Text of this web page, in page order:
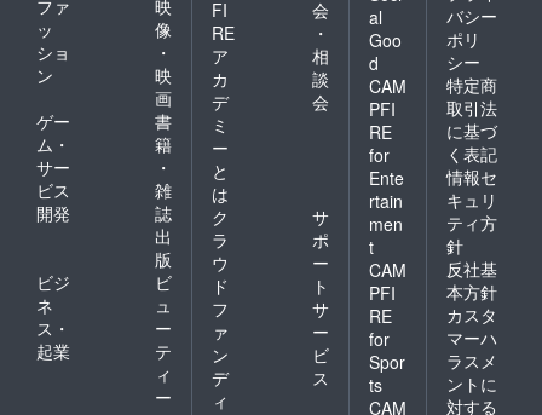
ファ
ッ
ショ
ン
映
像
・
映
画
ゲー
ム・
サー
ビス
開発
書
籍
・
雑
誌
出
版
ビジ
ネ
ス・
起業
ビ
ュ
ー
テ
ィ
ー
FI
RE
ア
カ
デ
ミ
ー
と
は
会
・
相
談
会
ク
ラ
ウ
ド
フ
ァ
ン
デ
ィ
サ
ポ
ー
ト
サ
ー
ビ
ス
al
Goo
d
CAM
PFI
RE
for
Ente
rtain
men
t
CAM
PFI
RE
for
Spor
ts
CAM
バシー
ポリ
シー
特定商
取引法
に基づ
く表記
情報セ
キュリ
ティ方
針
反社基
本方針
カスタ
マーハ
ラスメ
ントに
対する